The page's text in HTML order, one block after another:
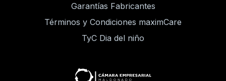
Garantías Fabricantes
Términos y Condiciones maximCare
TyC Dia del niño